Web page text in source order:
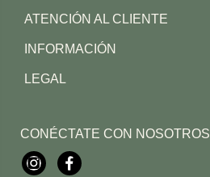
ATENCIÓN AL CLIENTE
INFORMACIÓN
LEGAL
CONÉCTATE CON NOSOTROS
InstagramFacebook